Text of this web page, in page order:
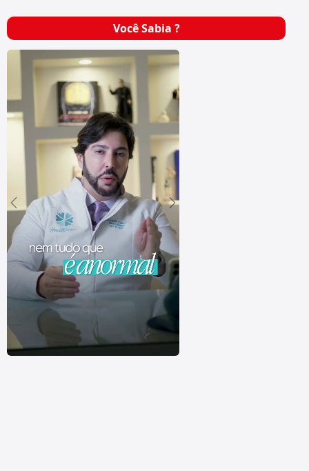
Você Sabia ?